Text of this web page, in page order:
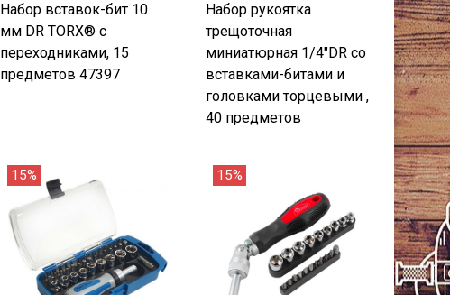
Набор вставок-бит 10
мм DR TORX® с
переходниками, 15
предметов 47397
Набор рукоятка
трещоточная
миниатюрная 1/4"DR со
вставками-битами и
головками торцевыми ,
40 предметов
15% 15%